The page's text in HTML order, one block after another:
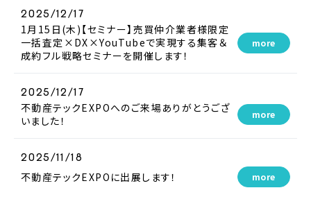
2025/12/17
1月15日(木)【セミナー】売買仲介業者様限定
一括査定×DX×YouTubeで実現する集客＆
成約フル戦略セミナーを開催します！
more
2025/12/17
不動産テックEXPOへのご来場ありがとうござ
いました！
more
2025/11/18
不動産テックEXPOに出展します！ more